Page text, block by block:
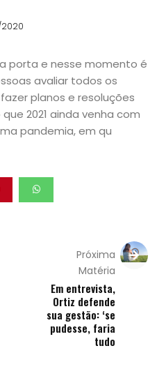
2020
porta e nesse momento é
avaliar todos os
planos e resoluções
2021 ainda venha com
pandemia, em qu
Próxima
Matéria
Em entrevista,
Ortiz defende
sua gestão: ‘se
pudesse, faria
tudo